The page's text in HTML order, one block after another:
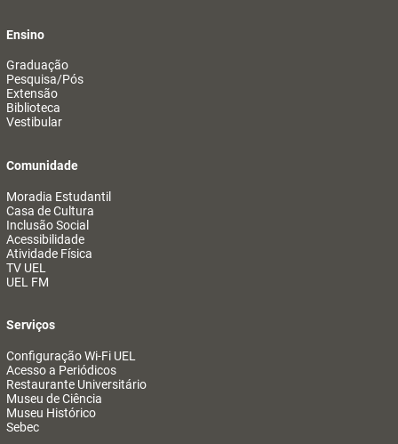
Ensino
Graduação
Pesquisa/Pós
Extensão
Biblioteca
Vestibular
Comunidade
Moradia Estudantil
Casa de Cultura
Inclusão Social
Acessibilidade
Atividade Física
TV UEL
UEL FM
Serviços
Configuração Wi-Fi UEL
Acesso a Periódicos
Restaurante Universitário
Museu de Ciência
Museu Histórico
Sebec